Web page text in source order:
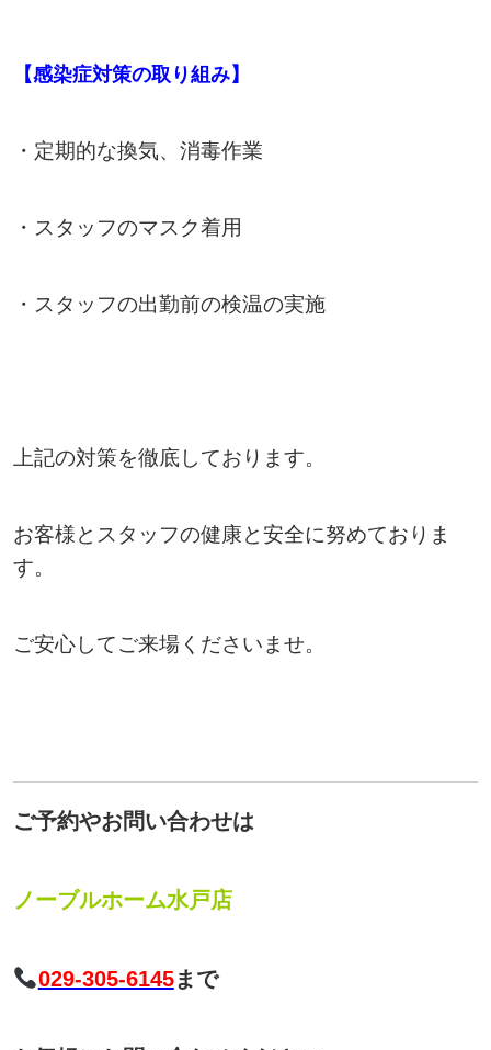
【感染症対策の取り組み】
・定期的な換気、消毒作業
・スタッフのマスク着用
・スタッフの出勤前の検温の実施
上記の対策を徹底しております。
お客様とスタッフの健康と安全に努めておりま
す。
ご安心してご来場くださいませ。
ご予約やお問い合わせは
ノーブルホーム水戸店
029-305-6145まで